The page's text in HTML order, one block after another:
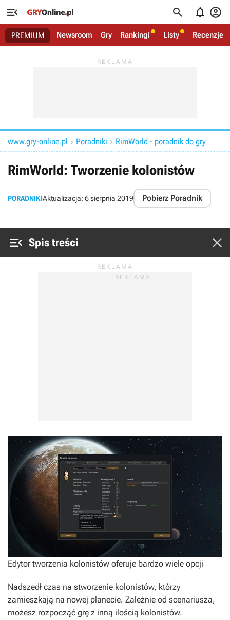
   
PREMIUM Newsroom Gry Rankingi Listy Recenzje
www.gry-online.pl  Poradniki  RimWorld - poradnik do gry
RimWorld: Tworzenie kolonistów
PORADNIKIAktualizacja: 6 sierpnia 2019 Pobierz Poradnik
 Spis treści 
Edytor tworzenia kolonistów oferuje bardzo wiele opcji
Nadszedł czas na stworzenie kolonistów, którzy
zamieszkają na nowej planecie. Zależnie od scenariusza,
możesz rozpocząć grę z inną ilością kolonistów.